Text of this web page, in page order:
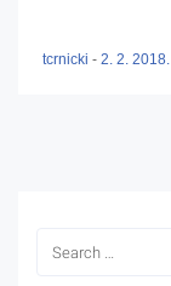
tcrnicki - 2. 2. 2018.